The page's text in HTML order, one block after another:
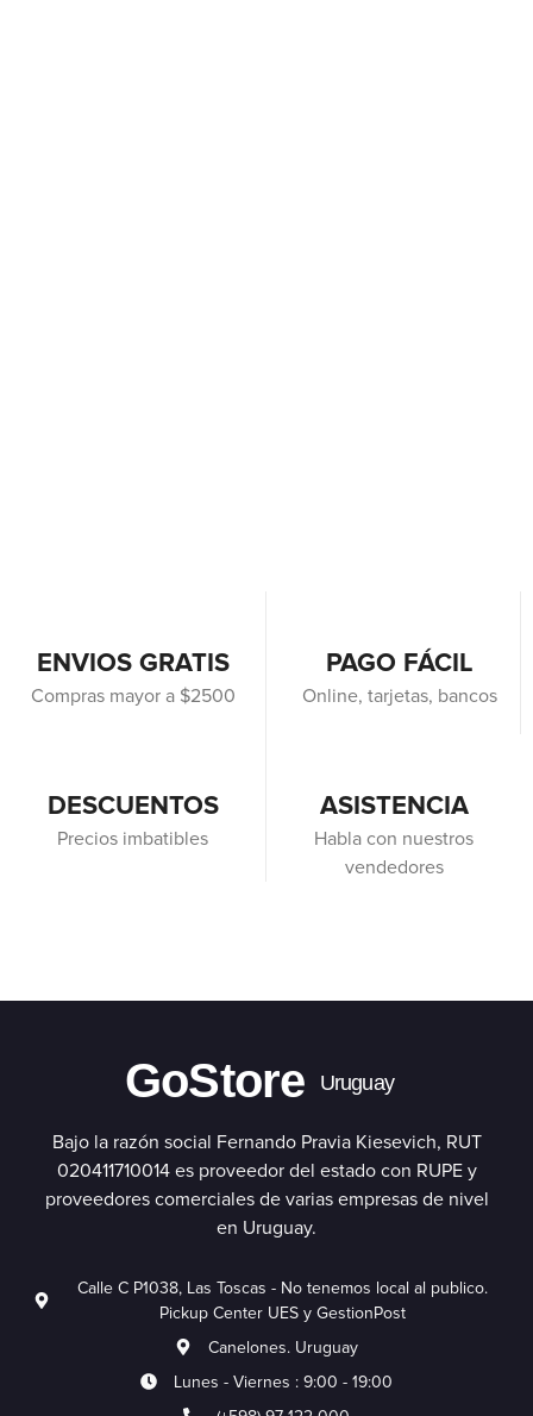
ENVIOS GRATIS
Compras mayor a $2500
PAGO FÁCIL
Online, tarjetas, bancos
DESCUENTOS
Precios imbatibles
ASISTENCIA
Habla con nuestros
vendedores
GoStore Uruguay
Bajo la razón social Fernando Pravia Kiesevich, RUT
020411710014 es proveedor del estado con RUPE y
proveedores comerciales de varias empresas de nivel
en Uruguay.
Calle C P1038, Las Toscas - No tenemos local al publico.
Pickup Center UES y GestionPost
Canelones. Uruguay
Lunes - Viernes : 9:00 - 19:00